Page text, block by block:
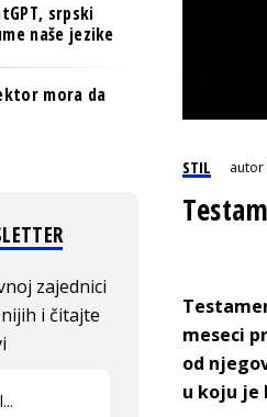
STIL autor
meseci
od
u koju je
srpski
naše jezike
mora da
zajednici
i čitajte